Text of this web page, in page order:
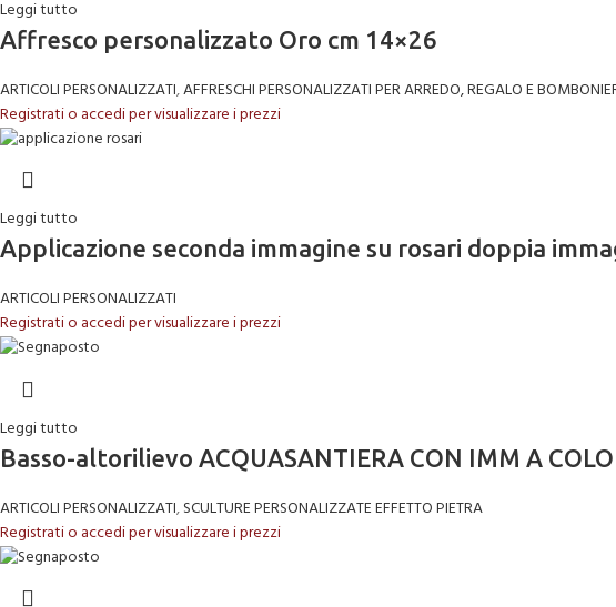
Leggi tutto
Affresco personalizzato Oro cm 14×26
ARTICOLI PERSONALIZZATI,AFFRESCHI PERSONALIZZATI PER ARREDO, REGALO E
Registrati o accedi per visualizzare i prezzi
Leggi tutto
Applicazione seconda immagine su rosari doppia
ARTICOLI PERSONALIZZATI
Registrati o accedi per visualizzare i prezzi
Leggi tutto
Basso-altorilievo ACQUASANTIERA CON IMM A
ARTICOLI PERSONALIZZATI,SCULTURE PERSONALIZZATE EFFETTO PIETRA
Registrati o accedi per visualizzare i prezzi